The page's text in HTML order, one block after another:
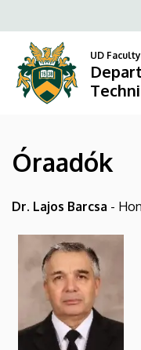
Basic
Technical
Studies
to
content
UD
Óraadók
Dr. Lajos Barcsa -